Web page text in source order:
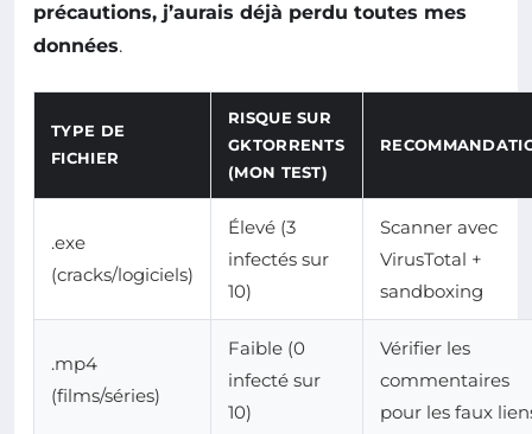
précautions, j’aurais déjà perdu toutes mes
données.
TYPE DE
FICHIER
RISQUE SUR
GKTORRENTS
(MON TEST)
.exe
(cracks/logiciels)
Élevé (3
infectés sur
10)
Scanner avec
VirusTotal +
sandboxing
.mp4
(films/séries)
Faible (0
infecté sur
10)
Vérifier les
commentaires
pour les faux